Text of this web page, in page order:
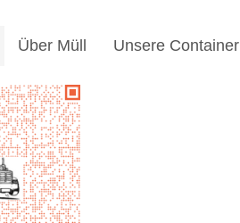
Über Müll Unsere Container